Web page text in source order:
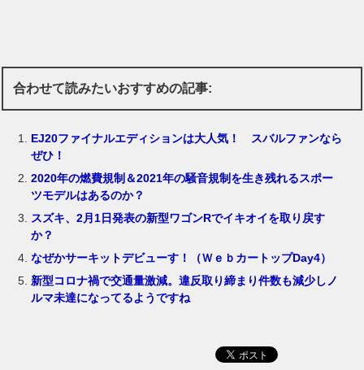
合わせて読みたいおすすめの記事:
EJ20ファイナルエディションは大人気！ スバルファンなら
ぜひ！
2020年の燃費規制＆2021年の騒音規制を生き残れるスポー
ツモデルはあるのか？
スズキ、2月1日発表の新型ワゴンRでイキオイを取り戻す
か？
なぜかサーキットデビューす！（ＷｅｂカートップDay4）
新型コロナ禍で交通量激減。違反取り締まり件数も減少しノ
ルマ未達になってるようですね